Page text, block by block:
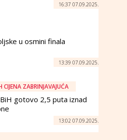
16:37 07.09.2025.
u osmini finala
13:39 07.09.2025.
ZABRINJAVAJUĆA
gotovo 2,5 puta iznad
13:02 07.09.2025.